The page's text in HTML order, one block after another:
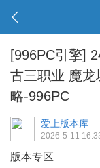
[996PC引擎]
古三职业 魔
略-996PC
爱上版本库
2026-5-11
版本专区